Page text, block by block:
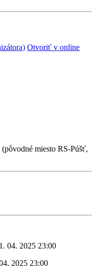
Otvoriť v online
miesto RS-Púšť,
04. 2025 23:00
2025 23:00